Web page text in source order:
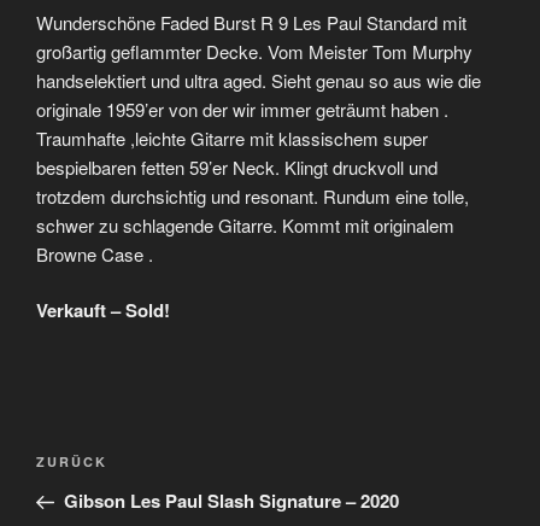
Wunderschöne Faded Burst R 9 Les Paul Standard mit
großartig geflammter Decke. Vom Meister Tom Murphy
handselektiert und ultra aged. Sieht genau so aus wie die
originale 1959’er von der wir immer geträumt haben .
Traumhafte ,leichte Gitarre mit klassischem super
bespielbaren fetten 59’er Neck. Klingt druckvoll und
trotzdem durchsichtig und resonant. Rundum eine tolle,
schwer zu schlagende Gitarre. Kommt mit originalem
Browne Case .
Verkauft – Sold!
Beitragsnavigation
Vorheriger
Beitrag
ZURÜCK
Gibson Les Paul Slash Signature – 2020